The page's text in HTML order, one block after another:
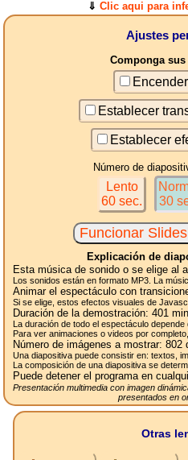
⇓ Clic aqui para
Ajustes
Componga
Establecer
Establecer
Número de
Lento
60 sec.
30
Explicación de
Esta música de sonido o se elige al
Los sonidos están en formato MP3. La
Animar el espectáculo con
Si se elige, estos efectos visuales de
Duración de la demostración:401
La duración de todo el espectáculo depende
Para ver animaciones o videos por
Número de imágenes a mostrar:802
Una diapositiva puede consistir en: textos,
La composición de una diapositiva se
Puede detener el programa en
Presentación multimedia con imagen
presentados en
Otras